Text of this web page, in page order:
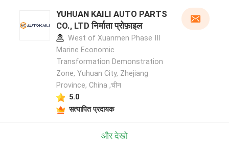
YUHUAN KAILI AUTO PARTS
CO., LTD निर्माता प्रोफ़ाइल
West of Xuanmen Phase III
Marine Economic
Transformation Demonstration
Zone, Yuhuan City, Zhejiang
Province, China ,चीन
5.0
सत्यापित प्रदायक
और देखो